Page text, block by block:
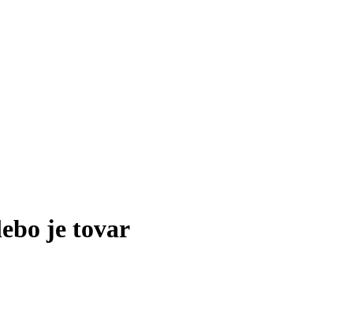
je tovar